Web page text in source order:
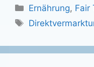
Kategorien
Ernährung, Fair
Schlagwörter